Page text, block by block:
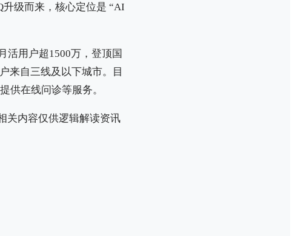
级而来，核心定位是 “AI
活用户超1500万，登顶国
来自三线及以下城市。目
供在线问诊等服务。
关内容仅供逻辑解读资讯